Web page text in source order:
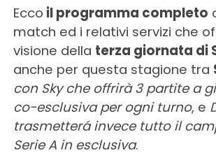
Ecco il programma completo
match ed i relativi servizi che
visione della terza giornata di
anche per questa stagione tra
con Sky che offrirà 3 partite a
co-esclusiva per ogni turno, e
trasmetterá invece tutto il
Serie A in esclusiva.